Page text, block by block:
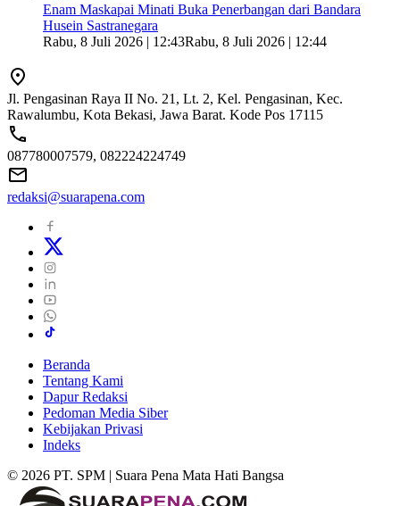
Enam Maskapai Minati Buka Penerbangan dari Bandara
Husein Sastranegara
Rabu, 8 Juli 2026 | 12:43Rabu, 8 Juli 2026 | 12:44
Jl. Pengasinan Raya II No. 21, Lt. 2, Kel. Pengasinan, Kec.
Rawalumbu, Kota Bekasi, Jawa Barat. Kode Pos 17115
087780007579, 082224224749
redaksi@suarapena.com
Beranda
Tentang Kami
Dapur Redaksi
Pedoman Media Siber
Kebijakan Privasi
Indeks
© 2026 PT. SPM | Suara Pena Mata Hati Bangsa